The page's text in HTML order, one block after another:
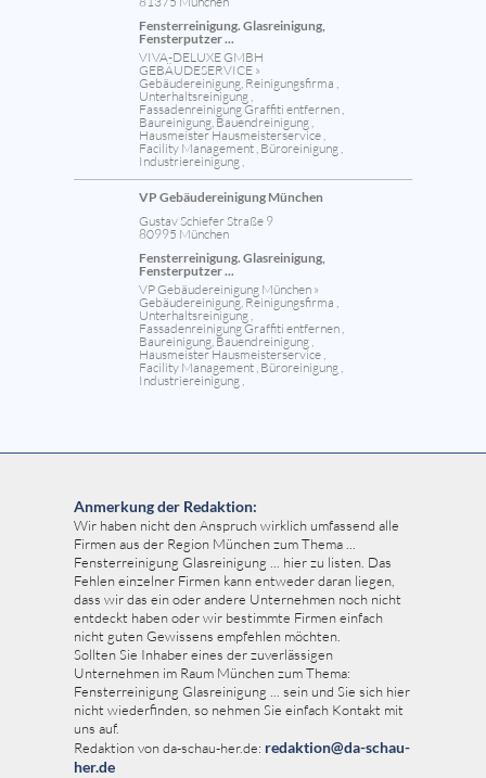
Fensterreinigung. Glasreinigung,
Fensterputzer ...
VIVA-DELUXE GMBH
GEBÄUDESERVICE »
Gebäudereinigung, Reinigungsfirma ,
Unterhaltsreinigung ,
Fassadenreinigung Graffiti entfernen ,
Baureinigung, Bauendreinigung ,
Hausmeister Hausmeisterservice ,
Facility Management , Büroreinigung ,
Industriereinigung ,
VP Gebäudereinigung München
Gustav Schiefer Straße 9
80995 München
Fensterreinigung. Glasreinigung,
Fensterputzer ...
VP Gebäudereinigung München »
Gebäudereinigung, Reinigungsfirma ,
Unterhaltsreinigung ,
Fassadenreinigung Graffiti entfernen ,
Baureinigung, Bauendreinigung ,
Hausmeister Hausmeisterservice ,
Facility Management , Büroreinigung ,
Industriereinigung ,
Anmerkung der Redaktion:
Wir haben nicht den Anspruch wirklich umfassend alle
Firmen aus der Region München zum Thema ...
Fensterreinigung Glasreinigung ... hier zu listen. Das
Fehlen einzelner Firmen kann entweder daran liegen,
dass wir das ein oder andere Unternehmen noch nicht
entdeckt haben oder wir bestimmte Firmen einfach
nicht guten Gewissens empfehlen möchten.
Sollten Sie Inhaber eines der zuverlässigen
Unternehmen im Raum München zum Thema:
Fensterreinigung Glasreinigung ... sein und Sie sich hier
nicht wiederfinden, so nehmen Sie einfach Kontakt mit
uns auf.
Redaktion von da-schau-her.de: redaktion@da-schau-
her.de